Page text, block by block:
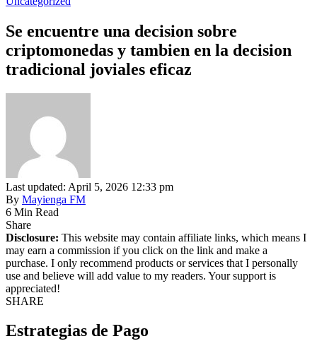
Se encuentre una decision sobre
criptomonedas y tambien en la decision
tradicional joviales eficaz
Last updated: April 5, 2026 12:33 pm
By Mayienga FM
6 Min Read
Share
Disclosure: This website may contain affiliate links, which means I
may earn a commission if you click on the link and make a
purchase. I only recommend products or services that I personally
use and believe will add value to my readers. Your support is
appreciated!
SHARE
Estrategias de Pago